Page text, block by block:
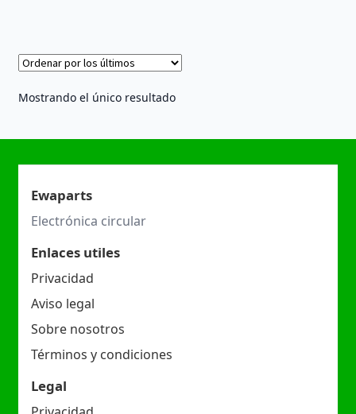
Mostrando el único resultado
Ewaparts
Electrónica circular
Enlaces utiles
Privacidad
Aviso legal
Sobre nosotros
Términos y condiciones
Legal